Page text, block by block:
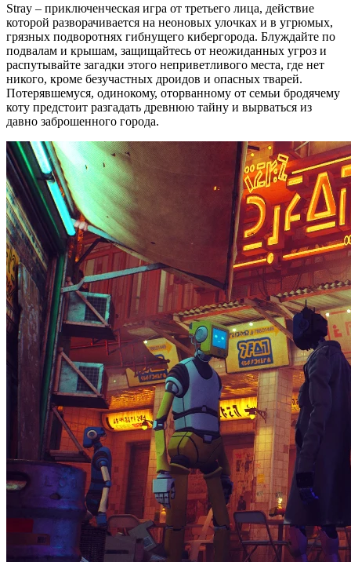
Stray – приключенческая игра от третьего лица, действие
которой разворачивается на неоновых улочках и в угрюмых,
грязных подворотнях гибнущего кибергорода. Блуждайте по
подвалам и крышам, защищайтесь от неожиданных угроз и
распутывайте загадки этого неприветливого места, где нет
никого, кроме безучастных дроидов и опасных тварей.
Потерявшемуся, одинокому, оторванному от семьи бродячему
коту предстоит разгадать древнюю тайну и вырваться из
давно заброшенного города.